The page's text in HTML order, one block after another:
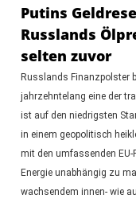
Putins
Russlands
selten zuvor
Russlands Finanzpolster
jahrzehntelang eine der
ist auf den niedrigsten
in einem geopolitisch
mit den umfassenden
Energie unabhängig zu
wachsendem innen- wie